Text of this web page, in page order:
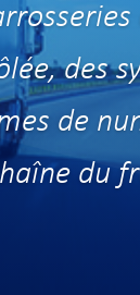
des
de
du